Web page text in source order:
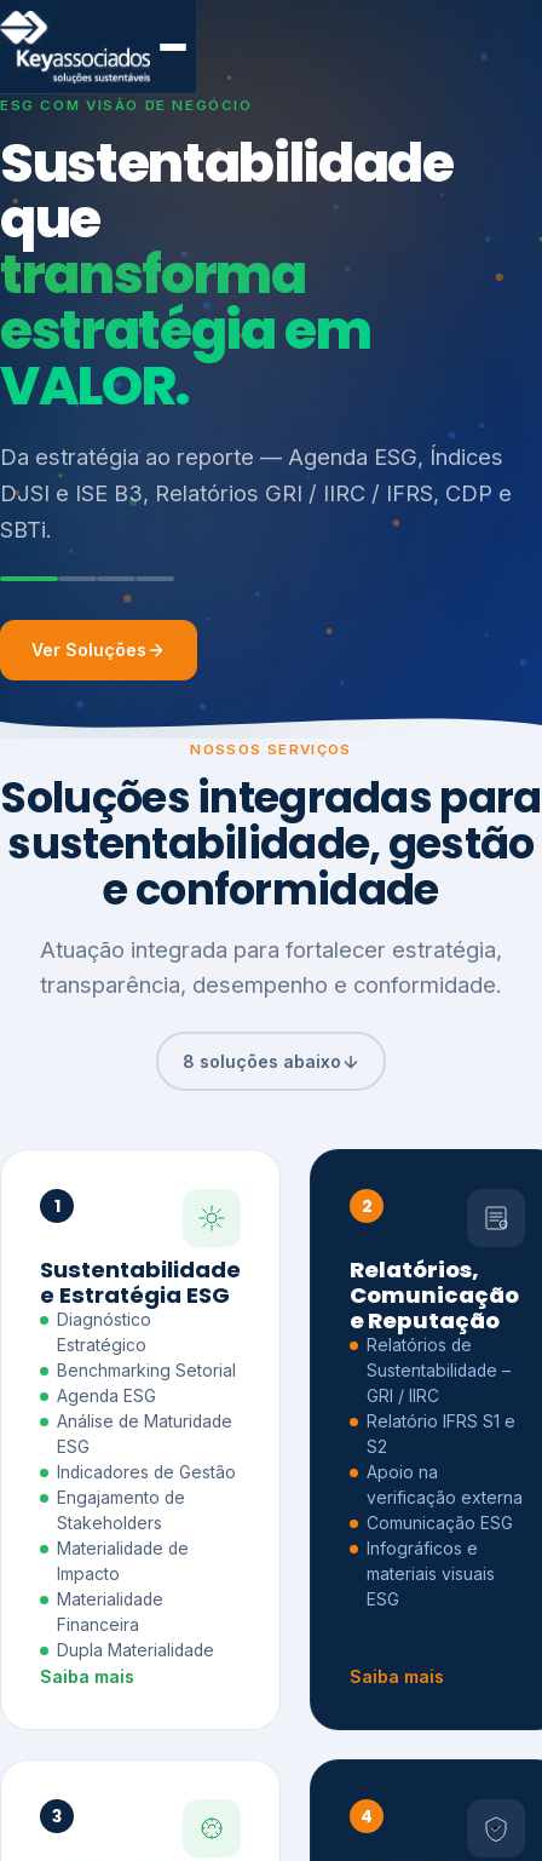
SISTEMAS DE GESTÃO OTIMIZADOS E INTEGRADOS
Conformidade que
protege seu
negócio.
Consultoria, auditoria e treinamentos em ISO 27001,
ISO 27701, ISO 42001, ISO 37001, ISO 9001, ISO
resíduos sólidos (PGRS/PMGRS).
Índices de Mercado
Mudanças Climáticas
Reputação e Cadeia
Reporte Regulatório
Ver Soluções
NOSSOS SERVIÇOS
Soluções integradas para
sustentabilidade, gestão
e conformidade
Atuação integrada para fortalecer estratégia,
transparência, desempenho e conformidade.
8 soluções abaixo
1
Sustentabilidade
e Estratégia ESG
Diagnóstico
Estratégico
Benchmarking Setorial
Agenda ESG
Análise de Maturidade
ESG
Indicadores de Gestão
Engajamento de
Stakeholders
Materialidade de
Impacto
Materialidade
Financeira
Dupla Materialidade
Saiba mais
2
Relatórios,
Comunicação
e Reputação
Relatórios de
Sustentabilidade –
GRI / IIRC
Relatório IFRS S1 e
S2
Apoio na
verificação externa
Comunicação ESG
Infográficos e
materiais visuais
ESG
Saiba mais
3 4